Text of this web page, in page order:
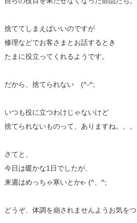
捨ててしまえばいいのですが
修理などでお客さまとお話するとき
たまに役立ってくれるようです。
だから、捨てられない (^-^;
いつも役に立つわけじゃないけど
捨てられないものって、ありますね。。。
さてと、
今日は暖かな1日でしたが、
来週はめっちゃ寒いとかε- (^、^;
どうぞ、体調を崩されませんようお気をつ